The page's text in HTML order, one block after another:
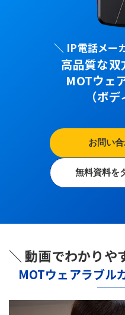
＼ IP電話メー
高品質な
MOTウェ
（ボ
お問い
無料資料を
＼ 動画でわかりや
MOTウェアラブル